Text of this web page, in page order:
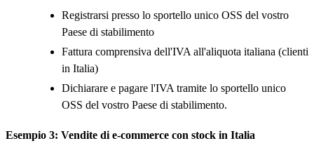
Registrarsi presso lo sportello unico OSS del vostro
Paese di stabilimento
Fattura comprensiva dell'IVA all'aliquota italiana (clienti
in Italia)
Dichiarare e pagare l'IVA tramite lo sportello unico
OSS del vostro Paese di stabilimento.
Esempio 3: Vendite di e-commerce con stock in Italia